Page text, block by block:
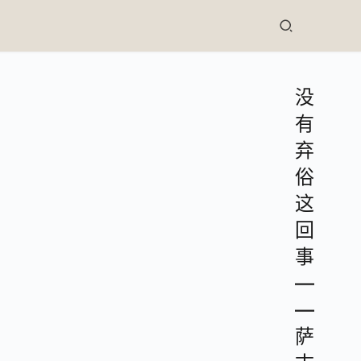
没
有
弃
俗
这
回
事
—
—
萨